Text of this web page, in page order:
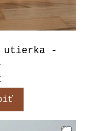
utierka -